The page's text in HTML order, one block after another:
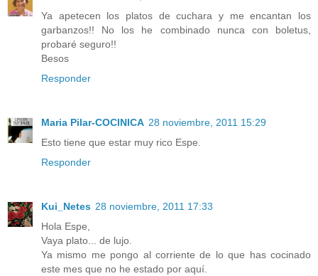
Ya apetecen los platos de cuchara y me encantan los
garbanzos!! No los he combinado nunca con boletus,
probaré seguro!!
Besos
Responder
Maria Pilar-COCINICA 28 noviembre, 2011 15:29
Esto tiene que estar muy rico Espe.
Responder
Kui_Netes 28 noviembre, 2011 17:33
Hola Espe,
Vaya plato... de lujo.
Ya mismo me pongo al corriente de lo que has cocinado
este mes que no he estado por aquí.